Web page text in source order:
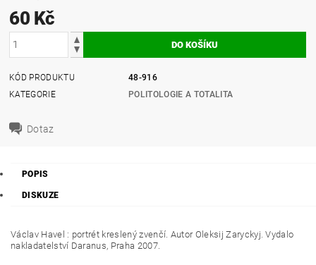
60 Kč
KÓD PRODUKTU
48-916
KATEGORIE
POLITOLOGIE A TOTALITA
Dotaz
POPIS
DISKUZE
Václav Havel : portrét kreslený zvenčí. Autor Oleksij Zaryckyj. Vydalo
nakladatelství Daranus, Praha 2007.